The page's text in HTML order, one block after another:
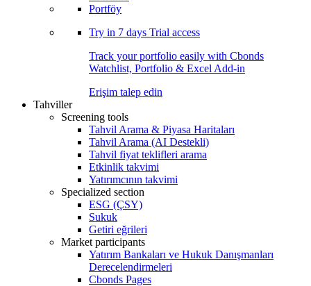
Portföy
Try in 7 days Trial access
Track your portfolio easily with Cbonds
Watchlist, Portfolio & Excel Add-in
Erişim talep edin
Tahviller
Screening tools
Tahvil Arama & Piyasa Haritaları
Tahvil Arama (AI Destekli)
Tahvil fiyat teklifleri arama
Etkinlik takvimi
Yatırımcının takvimi
Specialized section
ESG (ÇSY)
Sukuk
Getiri eğrileri
Market participants
Yatırım Bankaları ve Hukuk Danışmanları
Derecelendirmeleri
Cbonds Pages